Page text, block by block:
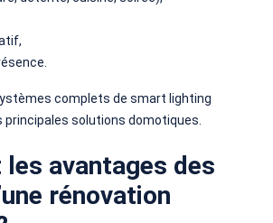
complets de smart lighting
solutions domotiques.
les avantages des
rénovation